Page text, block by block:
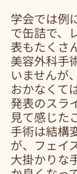
学会では例
で缶詰で、
表もたくさ
美容外科手
いませんが
おかなくて
発表のスラ
見て感じた
手術は結構
が、フェイ
大掛かりな